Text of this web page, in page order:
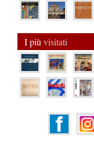
I più visitati